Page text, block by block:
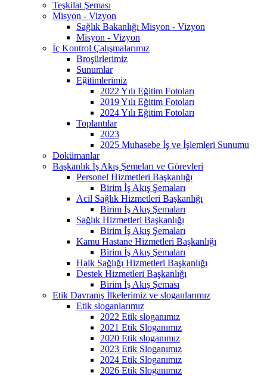
Teşkilat Şeması
Misyon - Vizyon
Sağlık Bakanlığı Misyon - Vizyon
Misyon - Vizyon
İç Kontrol Çalışmalarımız
Broşürlerimiz
Sunumlar
Eğitimlerimiz
2022 Yılı Eğitim Fotoları
2019 Yılı Eğitim Fotoları
2024 Yılı Eğitim Fotoları
Toplantılar
2023
2025 Muhasebe İş ve İşlemleri Sunumu
Dokümanlar
Başkanlık İş Akış Şemeları ve Görevleri
Personel Hizmetleri Başkanlığı
Birim İş Akış Şemaları
Acil Sağlık Hizmetleri Başkanlığı
Birim İş Akış Şemaları
Sağlık Hizmetleri Başkanlığı
Birim İş Akış Şemaları
Kamu Hastane Hizmetleri Başkanlığı
Birim İş Akış Şemaları
Halk Sağlığı Hizmetleri Başkanlığı
Destek Hizmetleri Başkanlığı
Birim İş Akış Şeması
Etik Davranış İlkelerimiz ve sloganlarımız
Etik sloganlarımız
2022 Etik sloganımız
2021 Etik Sloganımız
2020 Etik sloganımız
2023 Etik Sloganımız
2024 Etik Sloganımız
2026 Etik Sloganımız